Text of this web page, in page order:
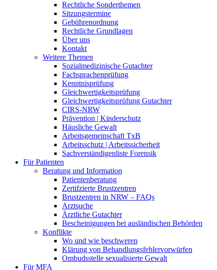
Rechtliche Sonderthemen
Sitzungstermine
Gebührenordnung
Rechtliche Grundlagen
Über uns
Kontakt
Weitere Themen
Sozialmedizinische Gutachter
Fachsprachenprüfung
Kenntnisprüfung
Gleichwertigkeitsprüfung
Gleichwertigkeitsprüfung Gutachter
CIRS-NRW
Prävention | Kinderschutz
Häusliche Gewalt
Arbeitsgemeinschaft TxB
Arbeitsschutz | Arbeitssicherheit
Sachverständigenliste Forensik
Für Patienten
Beratung und Information
Patientenberatung
Zertifzierte Brustzentren
Brustzentren in NRW – FAQs
Arztsuche
Ärztliche Gutachter
Bescheinigungen bei ausländischen Behörden
Konflikte
Wo und wie beschweren
Klärung von Behandlungsfehlervorwürfen
Ombudsstelle sexualisierte Gewalt
Für MFA